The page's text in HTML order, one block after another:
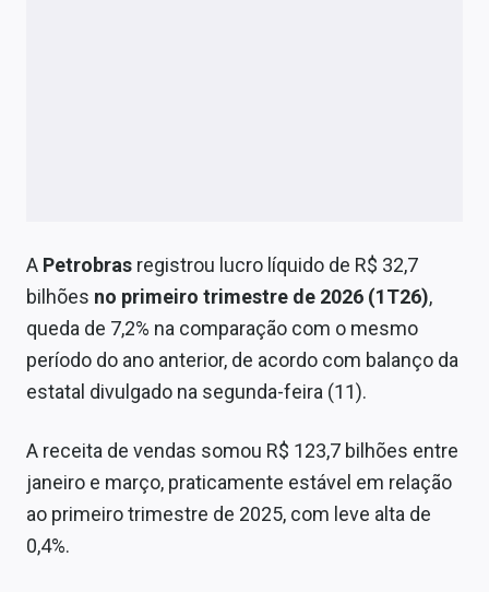
A Petrobras registrou lucro líquido de R$ 32,7
bilhões no primeiro trimestre de 2026 (1T26),
queda de 7,2% na comparação com o mesmo
período do ano anterior, de acordo com balanço da
estatal divulgado na segunda-feira (11).
A receita de vendas somou R$ 123,7 bilhões entre
janeiro e março, praticamente estável em relação
ao primeiro trimestre de 2025, com leve alta de
0,4%.